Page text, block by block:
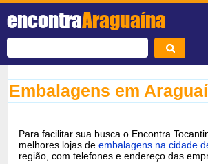
encontraAraguaína
Embalagens em
Para facilitar sua busca o Encontra
melhores lojas deembalagens na cidade
região, com telefones e endereço das